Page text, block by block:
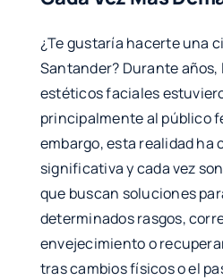
¿Te gustaría hacerte una
Santander? Durante
estéticos faciales
principalmente al público
embargo, esta realidad ha
significativa y cada vez
que buscan soluciones
determinados rasgos,
envejecimiento o
tras cambios físicos o el